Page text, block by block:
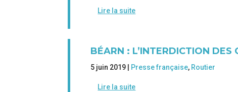
Lire la suite
BÉARN : L’INTERDICTION
5 juin 2019 | Presse française, Routier
Lire la suite